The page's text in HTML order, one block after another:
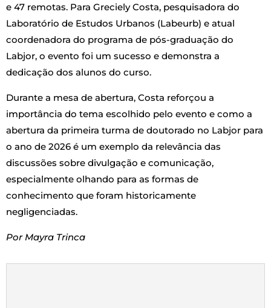
e 47 remotas. Para Greciely Costa, pesquisadora do
Laboratório de Estudos Urbanos (Labeurb) e atual
coordenadora do programa de pós-graduação do
Labjor, o evento foi um sucesso e demonstra a
dedicação dos alunos do curso.
Durante a mesa de abertura, Costa reforçou a
importância do tema escolhido pelo evento e como a
abertura da primeira turma de doutorado no Labjor para
o ano de 2026 é um exemplo da relevância das
discussões sobre divulgação e comunicação,
especialmente olhando para as formas de
conhecimento que foram historicamente
negligenciadas.
Por Mayra Trinca